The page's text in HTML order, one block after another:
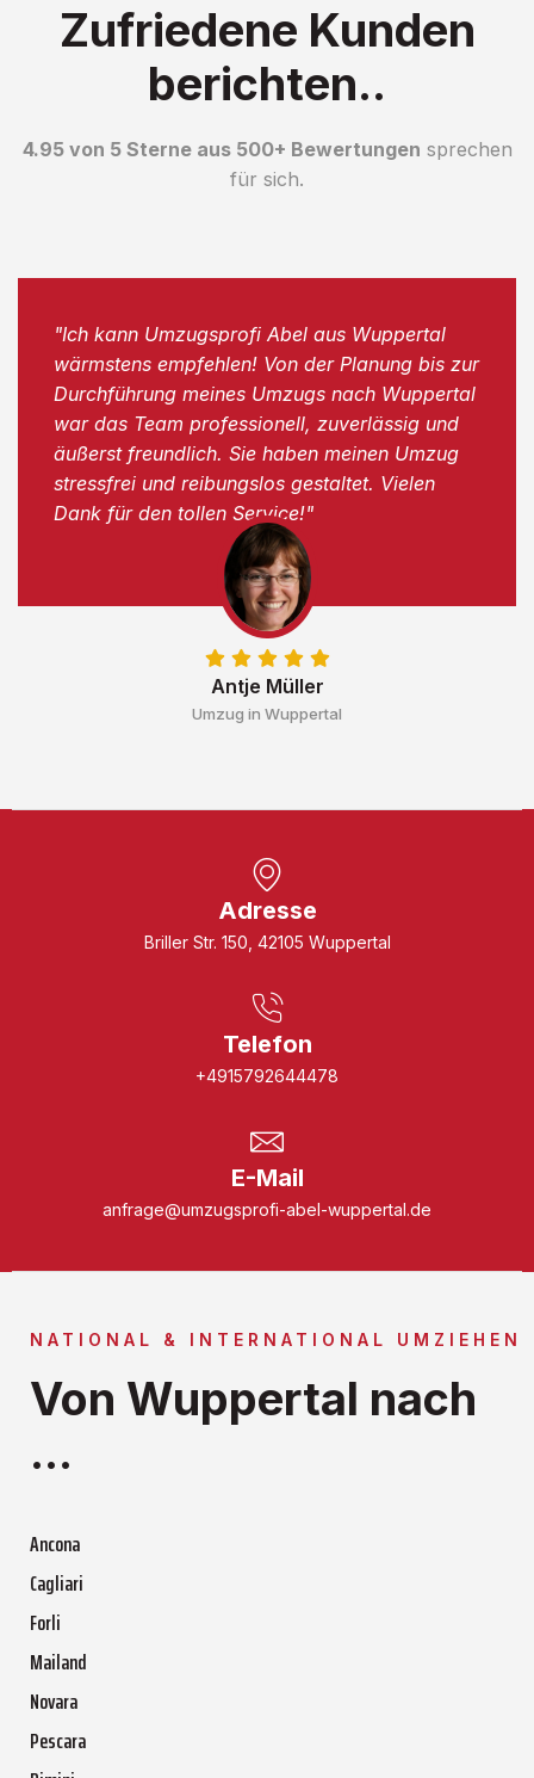
Zufriedene Kunden
berichten..
4.95 von 5 Sterne aus 500+ Bewertungen sprechen
für sich.
Antje Müller
Umzug in Wuppertal
"Ich kann Umzugsprofi Abel aus Wuppertal
wärmstens empfehlen! Von der Planung bis zur
Durchführung meines Umzugs nach Wuppertal
war das Team professionell, zuverlässig und
äußerst freundlich. Sie haben meinen Umzug
stressfrei und reibungslos gestaltet. Vielen
Dank für den tollen Service!"
Adresse
Briller Str. 150, 42105 Wuppertal
Telefon
+4915792644478
E-Mail
anfrage@umzugsprofi-abel-wuppertal.de
NATIONAL & INTERNATIONAL UMZIEHEN
Von Wuppertal nach
...
Ancona
Cagliari
Forli
Mailand
Novara
Pescara